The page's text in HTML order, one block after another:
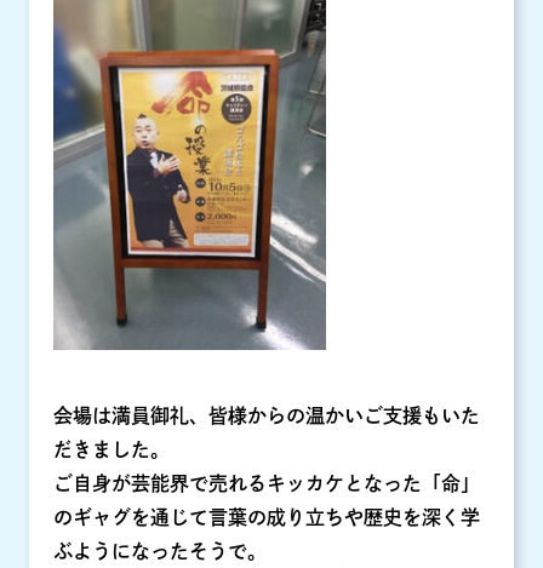
会場は満員御礼、皆様からの温かいご支援もいた
だきました。
ご自身が芸能界で売れるキッカケとなった「命」
のギャグを通じて言葉の成り立ちや歴史を深く学
ぶようになったそうで。